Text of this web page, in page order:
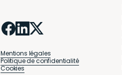
Mentions légales
Politique de confidentialité
Cookies